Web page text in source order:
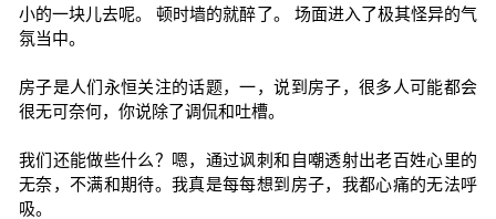
小的一块儿去呢。 顿时墙的就醉了。 场面进入了极其怪异的气
氛当中。
房子是人们永恒关注的话题，一，说到房子，很多人可能都会
很无可奈何，你说除了调侃和吐槽。
我们还能做些什么？嗯，通过讽刺和自嘲透射出老百姓心里的
无奈，不满和期待。我真是每每想到房子，我都心痛的无法呼
吸。